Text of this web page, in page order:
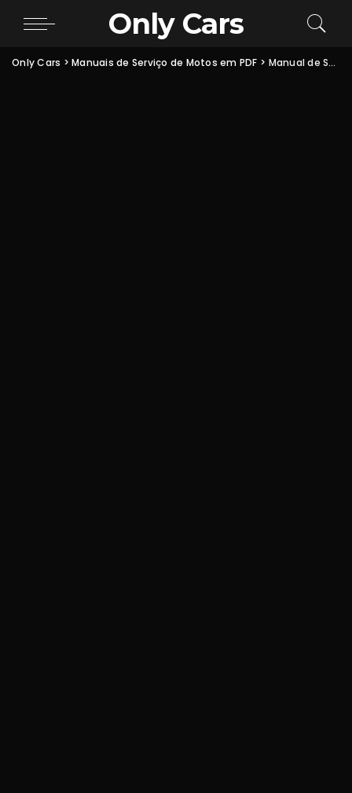
Only Cars
Only Cars >Manuais de Serviço de Motos em PDF > Manual de Serviço Yamaha XT600E PDF: Óleo, Torques, Elétrica e Reparação